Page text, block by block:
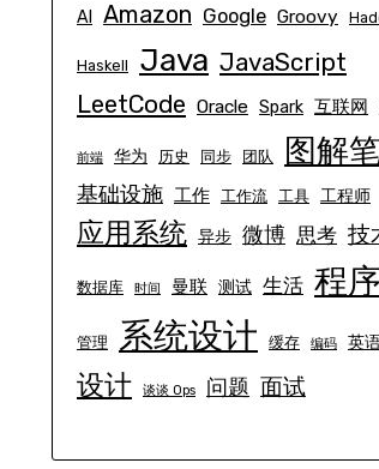
AI Amazon Google Groovy
Haskell Java JavaScript
LeetCode Oracle Spark 互联网
前端 华为 历史 同步 团队 图解
基础设施 工作 工作流 工具 工程师
应用系统 异步 微博 思考 技
数据库 时间 曼联 测试 生活 程
管理 系统设计 缓存 编码 英
设计 谈谈 Ops 问题 面试